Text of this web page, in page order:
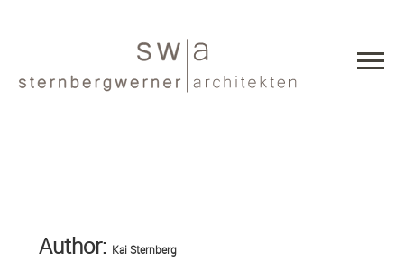
Author: Kai Sternberg